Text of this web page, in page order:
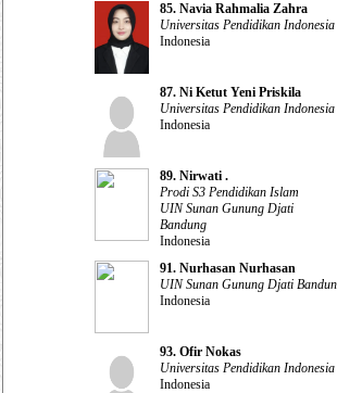
85. Navia Rahmalia Zahra
Universitas Pendidikan Indonesia
Indonesia
87. Ni Ketut Yeni Priskila
Universitas Pendidikan Indonesia
Indonesia
89. Nirwati .
Prodi S3 Pendidikan Islam
UIN Sunan Gunung Djati
Bandung
Indonesia
91. Nurhasan Nurhasan
UIN Sunan Gunung Djati
Indonesia
93. Ofir Nokas
Universitas Pendidikan Indonesia
Indonesia